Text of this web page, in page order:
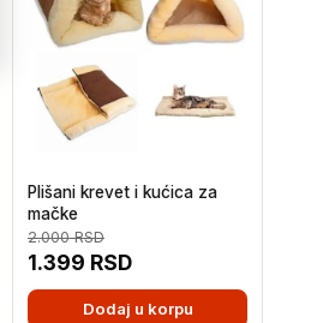
Plišani krevet i kućica za
mačke
1.399 RSD
2.000RSD
Dodaj u korpu